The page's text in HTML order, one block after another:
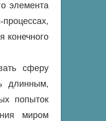
элемента
конечного
сферу
длинным,
попыток
миром